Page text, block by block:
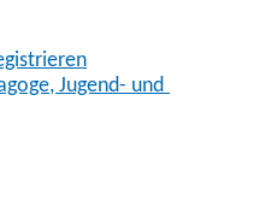
Jugend- und